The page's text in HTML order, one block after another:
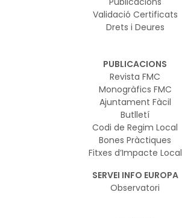
Validació Certificats
Drets i Deures
PUBLICACIONS
Revista FMC
Monogràfics FMC
Ajuntament Fàcil
Butlletí
Codi de Regim Local
Bones Pràctiques
Fitxes d’Impacte Local
SERVEI INFO EUROPA
Observatori